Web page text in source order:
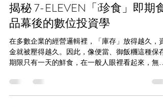
大綜顧問
7月2日
讀畢需時 3 分鐘
揭秘 7-ELEVEN「i珍食」即期食